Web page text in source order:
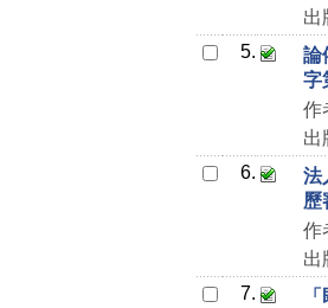
出
5.
論
字
作
出
6.
法
歷
作
出
7.